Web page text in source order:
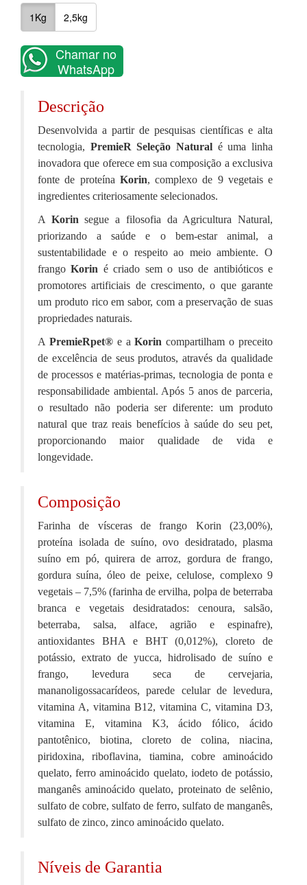
1Kg 2,5kg
Chamar no
WhatsApp
Descrição
Desenvolvida a partir de pesquisas científicas e alta
tecnologia, PremieR Seleção Natural é uma linha
inovadora que oferece em sua composição a exclusiva
fonte de proteína Korin, complexo de 9 vegetais e
ingredientes criteriosamente selecionados.
A Korin segue a filosofia da Agricultura Natural,
priorizando a saúde e o bem-estar animal, a
sustentabilidade e o respeito ao meio ambiente. O
frangoKorin é criado sem o uso de antibióticos e
promotores artificiais de crescimento, o que garante
um produto rico em sabor, com a preservação de suas
propriedades naturais.
A PremieRpet®e aKorin compartilham o preceito
de excelência de seus produtos, através da qualidade
de processos e matérias-primas, tecnologia de ponta e
responsabilidade ambiental. Após 5 anos de parceria,
o resultado não poderia ser diferente: um produto
natural que traz reais benefícios à saúde do seu pet,
proporcionando maior qualidade de vida e
longevidade.
Composição
Farinha de vísceras de frango Korin (23,00%),
proteína isolada de suíno, ovo desidratado, plasma
suíno em pó, quirera de arroz, gordura de frango,
gordura suína, óleo de peixe, celulose, complexo 9
vegetais – 7,5% (farinha de ervilha, polpa de beterraba
branca e vegetais desidratados: cenoura, salsão,
beterraba, salsa, alface, agrião e espinafre),
antioxidantes BHA e BHT (0,012%), cloreto de
potássio, extrato de yucca, hidrolisado de suíno e
frango, levedura seca de cervejaria,
mananoligossacarídeos, parede celular de levedura,
vitamina A, vitamina B12, vitamina C, vitamina D3,
vitamina E, vitamina K3, ácido fólico, ácido
pantotênico, biotina, cloreto de colina, niacina,
piridoxina, riboflavina, tiamina, cobre aminoácido
quelato, ferro aminoácido quelato, iodeto de potássio,
manganês aminoácido quelato, proteinato de selênio,
sulfato de cobre, sulfato de ferro, sulfato de manganês,
sulfato de zinco, zinco aminoácido quelato.
Níveis de Garantia